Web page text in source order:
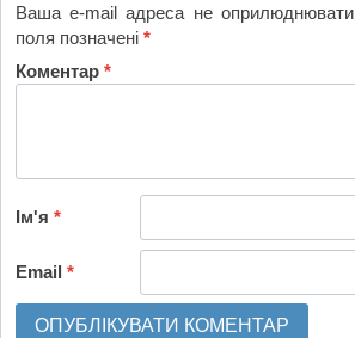
Ваша e-mail адреса не
поля позначені*
Коментар*
Ім'я*
Email*